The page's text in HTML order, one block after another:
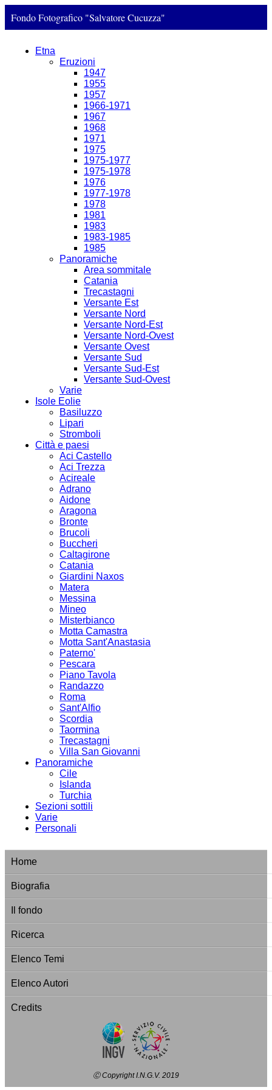
Fondo Fotografico "Salvatore Cucuzza"
Etna
Eruzioni
1947
1955
1957
1966-1971
1967
1968
1971
1975
1975-1977
1975-1978
1976
1977-1978
1978
1981
1983
1983-1985
1985
Panoramiche
Area sommitale
Catania
Trecastagni
Versante Est
Versante Nord
Versante Nord-Est
Versante Nord-Ovest
Versante Ovest
Versante Sud
Versante Sud-Est
Versante Sud-Ovest
Varie
Isole Eolie
Basiluzzo
Lipari
Stromboli
Città e paesi
Aci Castello
Aci Trezza
Acireale
Adrano
Aidone
Aragona
Bronte
Brucoli
Buccheri
Caltagirone
Catania
Giardini Naxos
Matera
Messina
Mineo
Misterbianco
Motta Camastra
Motta Sant'Anastasia
Paterno'
Pescara
Piano Tavola
Randazzo
Roma
Sant'Alfio
Scordia
Taormina
Trecastagni
Villa San Giovanni
Panoramiche
Cile
Islanda
Turchia
Sezioni sottili
Varie
Personali
Home
Biografia
Il fondo
Ricerca
Elenco Temi
Elenco Autori
Credits
Ⓒ Copyright I.N.G.V. 2019